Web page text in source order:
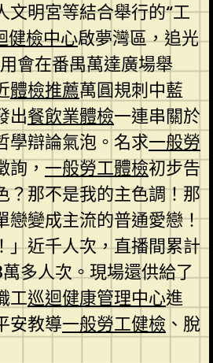
文明宮等結合舉行的“工
健檢中心啟夢灣區，追光
會在番禺萬達廣場舉
體檢推薦萬圓規刺中藍
出餐飲業體檢一連串關於
學辯論氣泡。名求一般勞
詢，一般勞工體檢初步告
？那不是我的主色調！那
戀變成主流的普通愛戀！
」近千人次，直播間累計
多人次。現場還供給了
工巡迴健康管理中心進
安教導一般勞工健檢 、脫